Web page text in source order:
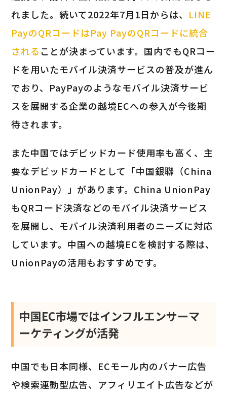
れました。続いて2022年7月1日からは、 LINE
PayのQRコードはPay PayのQRコードに統合
される ことが決まっています。国内でもQRコー
ドを用いたモバイル決済サービスの普及が進ん
でおり、PayPayのようなモバイル決済サービ
スを展開する企業の越境ECへの参入が今後期
待されます。
また中国ではデビッドカード使用率も高く、主
要なデビッドカードとして「中国銀聯（China
UnionPay）」があります。China UnionPay
もQRコード決済などのモバイル決済サービス
を展開し、モバイル決済利用者のニーズに対応
しています。中国への越境ECを検討する際は、
UnionPayの活用もおすすめです。
中国EC市場ではインフルエンサーマ
ーケティングが活発
中国でも日本同様、ECモール内のバナー広告
や検索連動型広告、アフィリエイト広告などが